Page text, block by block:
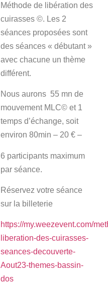
Méthode de libération des
cuirasses ©️. Les 2
séances proposées sont
des séances « débutant »
avec chacune un thème
différent.
Nous aurons 55 mn de
mouvement MLC© et 1
temps d’échange, soit
environ 80min – 20 € –
6 participants maximum
par séance.
Réservez votre séance
sur la billeterie
https://my.weezevent.com/
liberation-des-cuirasses-
seances-decouverte-
Aout23-themes-bassin-
dos